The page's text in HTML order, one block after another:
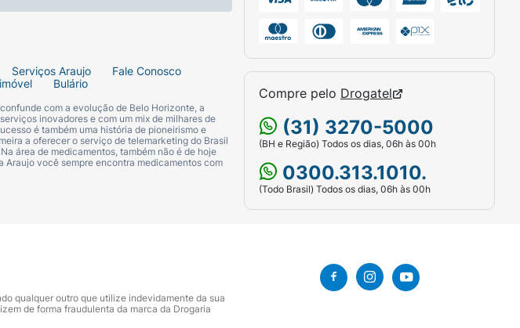
Serviços Araujo
Fale Conosco
Bulário
com a evolução de Belo Horizonte, a
inovadores e com um mix de milhares de
é também uma história de pioneirismo e
a oferecer o serviço de telemarketing do Brasil
área de medicamentos, também não é de hoje
Araujo você sempre encontra medicamentos com
Compre pelo Drogatel
(31) 3270-5000
(BH e Região) Todos os dias, 06h às 00h
0300.313.1010.
(Todo Brasil) Todos os dias, 06h às 00h
qualquer outro que utilize indevidamente da sua
de forma fraudulenta da marca da Drogaria